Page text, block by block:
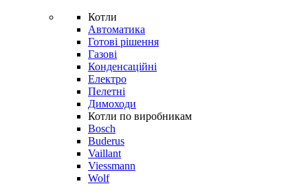
Котли
Автоматика
Готові рішення
Газові
Конденсаційні
Електро
Пелетні
Димоходи
Котли по виробникам
Bosch
Buderus
Vaillant
Viessmann
Wolf